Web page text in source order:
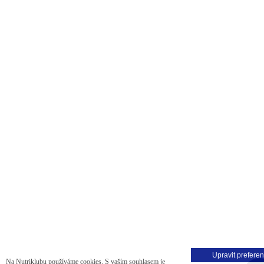
Na Nutriklubu používáme cookies. S vaším souhlasem je
Upravit